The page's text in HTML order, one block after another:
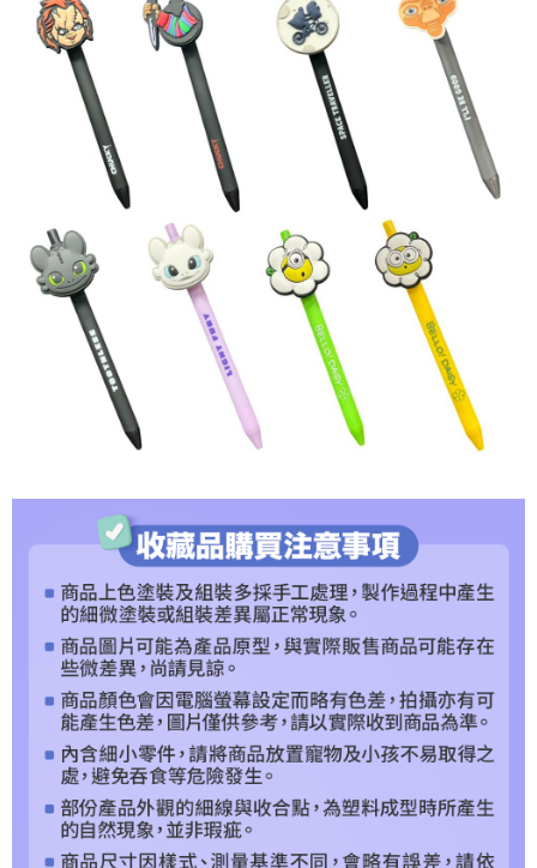
【大哥付你分期使用說明】
1.本服務由台灣大哥大提供，台灣大哥大用戶可立即使用無須另外申請。
2.付款方式選擇「大哥付你分期」，訂單成立後會自動跳轉到大哥付的交易
流程，驗證手機門號後，選擇欲分期的期數、繳款截止日，確認付款後即完
成交易。
3.實際核准額度、可分期數及費用金額請依後續交易確認頁面所載為準。
4.訂單成立30分鐘內，如未前往確認交易或遇審核未通過，訂單將自動取
消。如遇「轉專審核」未通過狀況，表示未達大哥付你分期系統評分，恕無
法說明評估內容。
【繳款方式說明】
1.分期款項不併入電信帳單，「大哥付你分期」於每月結算日後寄送繳費提
醒簡訊。
2.透過簡訊連結打開帳單後，可選擇「超商條碼／台灣大直營門市／銀行轉
帳／街口支付／iPASS MONEY」等通路繳費。
【注意事項】
1.本服務係由「台灣大哥大股份有限公司」（以下簡稱本公司）所提供，讓
用戶於交易時，得透過本服務購買商品或服務，並由商店將買賣／分期付款
買賣價金債權讓與本公司後，依約使用本公司帳單繳交帳款。
2.基於同意付款使用「大哥付你分期」之契約關係目的，商店將以您的個人
資料（包含姓名、電話或地址）提供予台灣大哥大進項蒐集、處理及利用，
AFTEE先享後付
相關說明
【關於「AFTEE先享後付」】
AFTEE先享後付是「在收到商品之後才付款」的支付方式。 讓您購物簡單
便利好安心！
１．簡單：不需註冊會員、不需綁卡、不需儲值。
２．便利：只要手機號碼，簡訊認證，即可結帳。
３．安心：先確認商品／服務後，再付款。
【「AFTEE先享後付」結帳流程】
１．於結帳方式選擇「AFTEE先享後付」後，將跳轉至「AFTEE先享後付」
結帳頁面，進行簡訊認證並確認金額後，即可完成結帳。
２．訂單成立數日內，您將收到繳費通知簡訊。
３．收到繳費通知簡訊後14天內，點擊此簡訊中的連結，可透過四大超商／
ATM／網路銀行／等多元方式進行付款，方視為交易完成。
※ 請注意：結帳手續完成當下不需立刻繳費，但若您需要取消訂單，請聯絡
購買商品的店家。未經商家同意取消之訂單仍視為有效，需透過AFTEE先享
後付繳納相關費用。
※ 交易是否成功請以「AFTEE先享後付 」之結帳頁面顯示為準，若有關於
是否繳費成功／繳費後需取消欲退款等相關疑問，請聯繫「AFTEE先享後付
【注意事項】
１．透過由恩沛科技股份有限公司提供之「AFTEE先享後付」服務完成之交
易，需依本服務之必要範圍內提供個人資料，並將交易相關給付款項請求債
權轉讓予恩沛科技股份有限公司。
２．關於個人資料處理事宜，請瀏覽以下網址：
https://aftee.tw/terms/#terms3
３．未成年的使用者請事先徵得法定代理人或監護人之同意方可使用
「AFTEE先享後付」，若未經同意申辦者引起之損失，本公司不負相關責
４．使用「AFTEE先享後付」時，將依據個別帳號之用戶狀況，依本公司即
時審查核予不同之上限額度；若仍有額度不足之情形，本公司將視審查結果
請求用戶進行身份認證。
５．嚴禁一人註冊多個帳號或使用他人資訊註冊。若發現惡意使用之情形，
恩沛科技股份有限公司將有權停止該用戶之使用額度並採取法律行動。
ATM付款
付款後全家取貨
每筆NT$100，滿NT$1,200(含以上)免運費
付款後萊爾富取貨
每筆NT$100，滿NT$1,200(含以上)免運費
付款後7-11取貨
每筆NT$100，滿NT$1,200(含以上)免運費
每筆NT$300